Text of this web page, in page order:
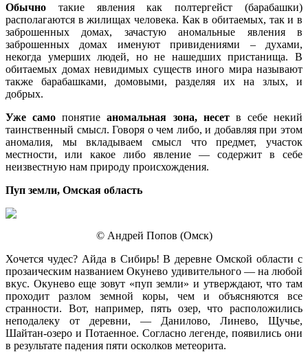
Обычно такие явления как полтергейст (барабашки)
располагаются в жилищах человека. Как в обитаемых, так и в
заброшенных домах, зачастую аномальные явления в
заброшенных домах именуют привидениями – духами,
некогда умерших людей, но не нашедших пристанища. В
обитаемых домах невидимых существ иного мира называют
также барабашками, домовыми, разделяя их на злых, и
добрых.
Уже само понятиеаномальная зона, несетв себе некий
таинственный смысл. Говоря о чем либо, и добавляя при этом
аномалия, мы вкладываем смысл что предмет, участок
местности, или какое либо явление — содержит в себе
неизвестную нам природу происхождения.
Пуп земли, Омская область
© Андрей Попов (Омск)
Хочется чудес? Айда в Сибирь! В деревне Омской области с
прозаическим названием Окунево удивительного — на любой
вкус. Окунево еще зовут «пуп земли» и утверждают, что там
проходит разлом земной коры, чем и объясняются все
странности. Вот, например, пять озер, что расположились
неподалеку от деревни, — Данилово, Линево, Щучье,
Шайтан-озеро и Потаенное. Согласно легенде, появились они
в результате падения пяти осколков метеорита.